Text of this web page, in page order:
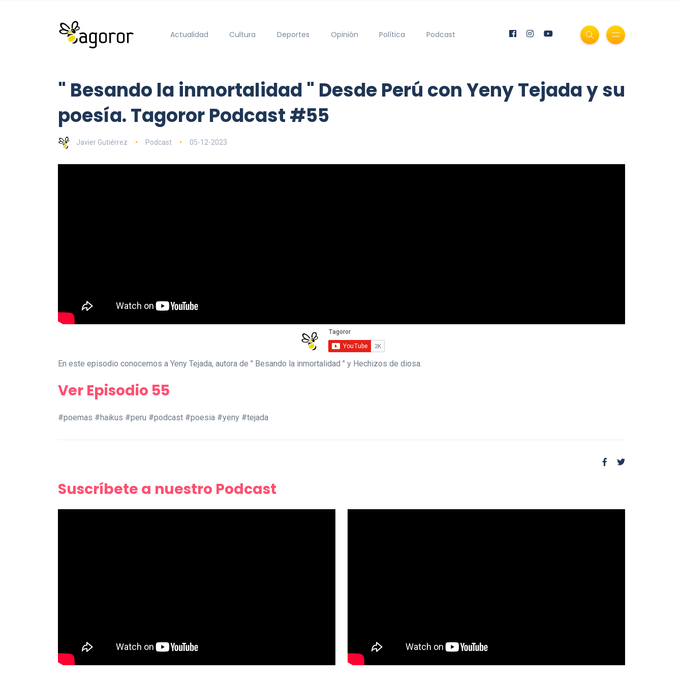
Actualidad Cultura Deportes Opinión Política Podcast
" Besando la inmortalidad " Desde Perú con Yeny Tejada y su
poesía. Tagoror Podcast #55
Javier Gutiérrez Podcast 05-12-2023
En este episodio conocemos a Yeny Tejada, autora de " Besando la inmortalidad " y Hechizos de diosa.
Ver Episodio 55
#poemas #haikus #peru #podcast #poesia #yeny #tejada
Suscríbete a nuestro Podcast